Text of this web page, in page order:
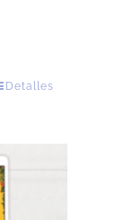
Detalles